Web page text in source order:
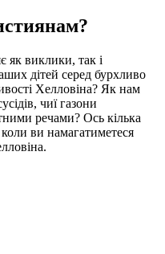
як виклики, так і
дітей серед бурхливо
Хелловіна? Як нам
чиї газони
речами? Ось кілька
ви намагатиметеся